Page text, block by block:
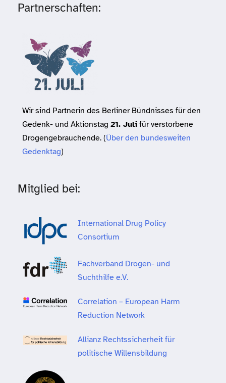
Partnerschaften:
Wir sind Partnerin des Berliner Bündnisses für den
Gedenk- und Aktionstag 21. Julifür verstorbene
Drogengebrauchende. (Über den bundesweiten
Gedenktag)
Mitglied bei:
International Drug Policy
Consortium
Fachverband Drogen- und
Suchthilfe e.V.
Correlation – European Harm
Reduction Network
Allianz Rechtssicherheit für
politische Willensbildung